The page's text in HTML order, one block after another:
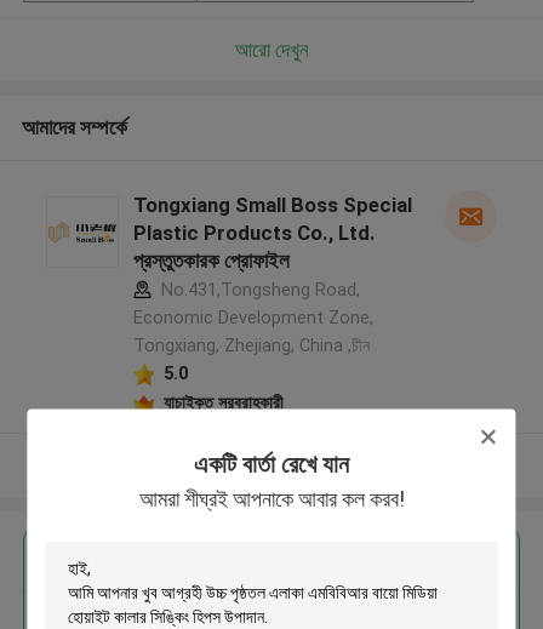
একটি বার্তা রেখে যান
আমরা শীঘ্রই আপনাকে আবার কল করব!
আরো দেখুন
আমাদের সম্পর্কে
Tongxiang Small Boss Special
Plastic Products Co., Ltd.
প্রস্তুতকারক প্রোফাইল
No.431,Tongsheng Road,
Economic Development Zone,
Tongxiang, Zhejiang, China ,চীন
5.0
যাচাইকৃত সরবরাহকারী
আরো দেখুন